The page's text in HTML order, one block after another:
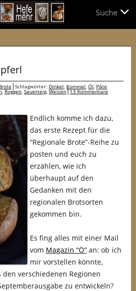
Schlagwörter: Dinkel, Kümmel, Öl, Pâte
,Roggen, Sauerteig, Weizen 13 Kommentare
Endlich komme ich dazu,
das erste Rezept für die
“Regionale Brote”-Reihe zu
posten und euch zu
erzählen, wie ich
überhaupt auf den
Gedanken mit den
regionalen Brotsorten
gekommen bin.
Es fing alles mit einer Mail
vom Magazin “Ö” an: ob ich
mir vorstellen könnte,
verschiedenen Regionen
zu entwickeln?
Suche
Suche